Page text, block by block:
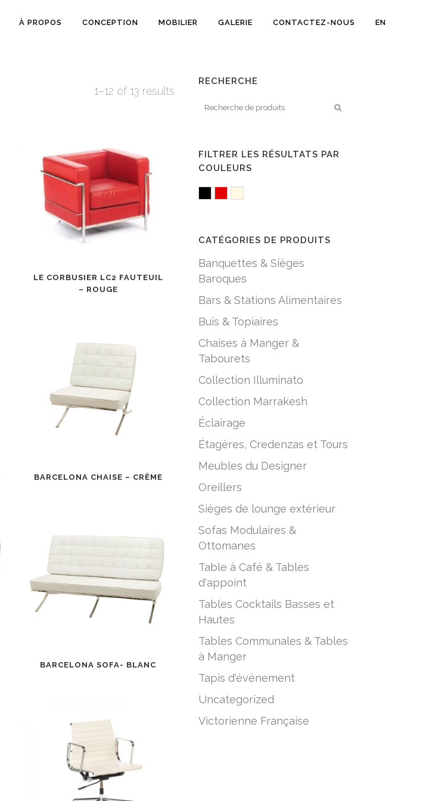
À PROPOS CONCEPTION MOBILIER GALERIE CONTACTEZ-NOUS EN
1–12 of 13 results
LE CORBUSIER LC2 FAUTEUIL
– ROUGE
BARCELONA CHAISE – CRÈME
BARCELONA SOFA- BLANC
RECHERCHE
FILTRER LES RÉSULTATS PAR
COULEURS
CATÉGORIES DE PRODUITS
Banquettes & Sièges
Baroques
Bars & Stations Alimentaires
Buis & Topiaires
Chaises à Manger &
Tabourets
Collection Illuminato
Collection Marrakesh
Éclairage
Étagères, Credenzas et Tours
Meubles du Designer
Oreillers
Sièges de lounge extérieur
Sofas Modulaires &
Ottomanes
Table à Café & Tables
d'appoint
Tables Cocktails Basses et
Hautes
Tables Communales & Tables
à Manger
Tapis d'événement
Uncategorized
Victorienne Française